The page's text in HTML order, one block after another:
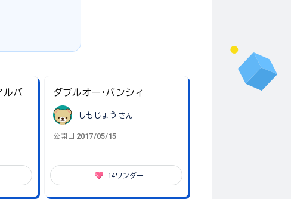
ルバ
ダブルオー･バンシィ
しもじょう さん
公開日 2017/05/15
14ワンダー